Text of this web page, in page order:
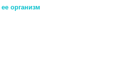
организм